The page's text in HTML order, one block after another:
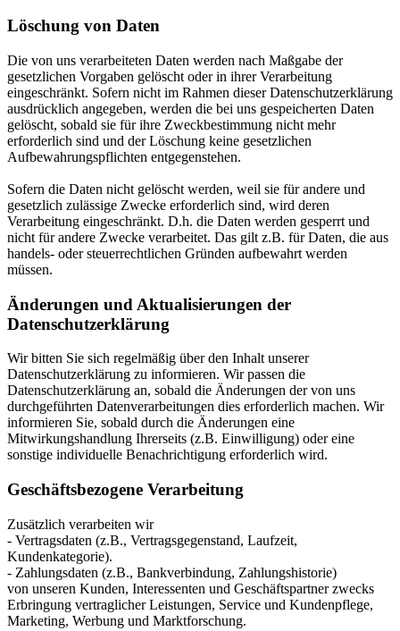
Löschung von Daten
Die von uns verarbeiteten Daten werden nach Maßgabe der
gesetzlichen Vorgaben gelöscht oder in ihrer Verarbeitung
eingeschränkt. Sofern nicht im Rahmen dieser Datenschutzerklärung
ausdrücklich angegeben, werden die bei uns gespeicherten Daten
gelöscht, sobald sie für ihre Zweckbestimmung nicht mehr
erforderlich sind und der Löschung keine gesetzlichen
Aufbewahrungspflichten entgegenstehen.
Sofern die Daten nicht gelöscht werden, weil sie für andere und
gesetzlich zulässige Zwecke erforderlich sind, wird deren
Verarbeitung eingeschränkt. D.h. die Daten werden gesperrt und
nicht für andere Zwecke verarbeitet. Das gilt z.B. für Daten, die aus
handels- oder steuerrechtlichen Gründen aufbewahrt werden
müssen.
Änderungen und Aktualisierungen der
Datenschutzerklärung
Wir bitten Sie sich regelmäßig über den Inhalt unserer
Datenschutzerklärung zu informieren. Wir passen die
Datenschutzerklärung an, sobald die Änderungen der von uns
durchgeführten Datenverarbeitungen dies erforderlich machen. Wir
informieren Sie, sobald durch die Änderungen eine
Mitwirkungshandlung Ihrerseits (z.B. Einwilligung) oder eine
sonstige individuelle Benachrichtigung erforderlich wird.
Geschäftsbezogene Verarbeitung
Zusätzlich verarbeiten wir
- Vertragsdaten (z.B., Vertragsgegenstand, Laufzeit,
Kundenkategorie).
- Zahlungsdaten (z.B., Bankverbindung, Zahlungshistorie)
von unseren Kunden, Interessenten und Geschäftspartner zwecks
Erbringung vertraglicher Leistungen, Service und Kundenpflege,
Marketing, Werbung und Marktforschung.